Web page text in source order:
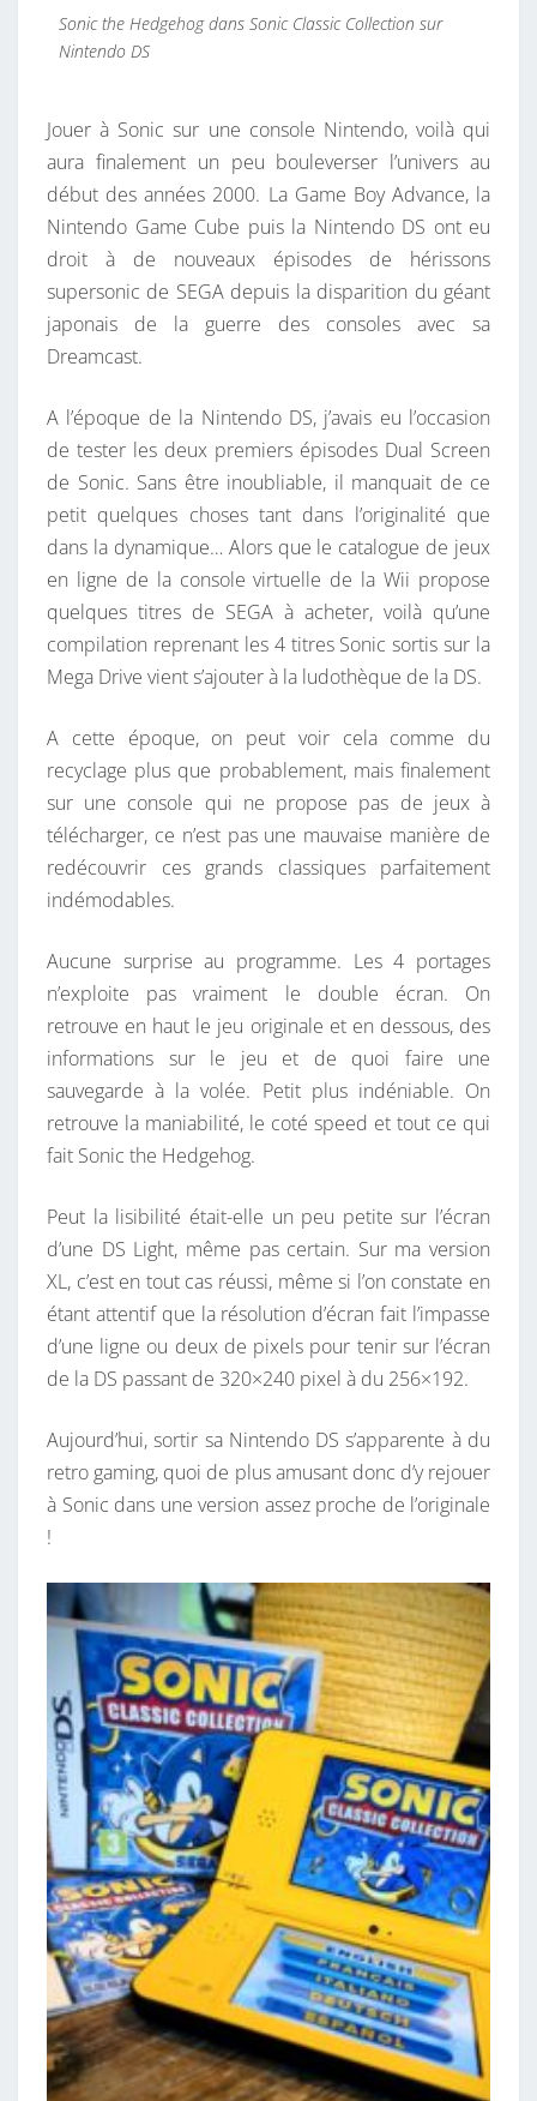
T
Sonic the Hedgehog dans Sonic Classic Collection sur
Nintendo DS
Jouer à Sonic sur une console Nintendo, voilà qui
aura finalement un peu bouleverser l’univers au
début des années 2000. La Game Boy Advance, la
Nintendo Game Cube puis la Nintendo DS ont eu
droit à de nouveaux épisodes de hérissons
supersonic de SEGA depuis la disparition du géant
japonais de la guerre des consoles avec sa
Dreamcast.
A l’époque de la Nintendo DS, j’avais eu l’occasion
de tester les deux premiers épisodes Dual Screen
de Sonic. Sans être inoubliable, il manquait de ce
petit quelques choses tant dans l’originalité que
dans la dynamique… Alors que le catalogue de jeux
en ligne de la console virtuelle de la Wii propose
quelques titres de SEGA à acheter, voilà qu’une
compilation reprenant les 4 titres Sonic sortis sur la
Mega Drive vient s’ajouter à la ludothèque de la DS.
A cette époque, on peut voir cela comme du
recyclage plus que probablement, mais finalement
sur une console qui ne propose pas de jeux à
télécharger, ce n’est pas une mauvaise manière de
redécouvrir ces grands classiques parfaitement
indémodables.
Aucune surprise au programme. Les 4 portages
n’exploite pas vraiment le double écran. On
retrouve en haut le jeu originale et en dessous, des
informations sur le jeu et de quoi faire une
sauvegarde à la volée. Petit plus indéniable. On
retrouve la maniabilité, le coté speed et tout ce qui
fait Sonic the Hedgehog.
Peut la lisibilité était-elle un peu petite sur l’écran
d’une DS Light, même pas certain. Sur ma version
XL, c’est en tout cas réussi, même si l’on constate en
étant attentif que la résolution d’écran fait l’impasse
d’une ligne ou deux de pixels pour tenir sur l’écran
de la DS passant de 320×240 pixel à du 256×192.
Aujourd’hui, sortir sa Nintendo DS s’apparente à du
retro gaming, quoi de plus amusant donc d’y rejouer
à Sonic dans une version assez proche de l’originale
!